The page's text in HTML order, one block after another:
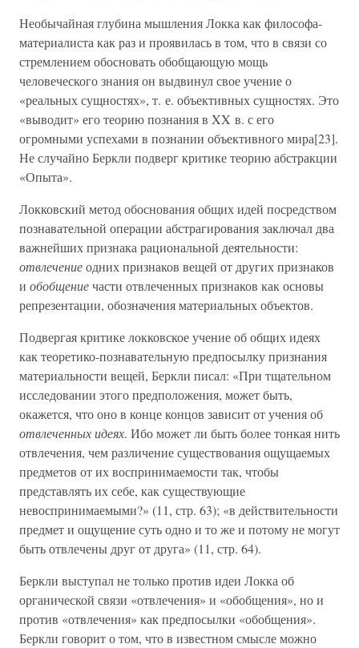
Необычайная глубина мышления Локка как философа-
материалиста как раз и проявилась в том, что в связи со
стремлением обосновать обобщающую мощь
человеческого знания он выдвинул свое учение о
«реальных сущностях», т. е. объективных сущностях. Это
«выводит» его теорию познания в XX в. с его
огромными успехами в познании объективного мира[23].
Не случайно Беркли подверг критике теорию абстракции
«Опыта».
Локковский метод обоснования общих идей посредством
познавательной операции абстрагирования заключал два
важнейших признака рациональной деятельности:
отвлечениеодних признаков вещей от других признаков
и обобщениечасти отвлеченных признаков как основы
репрезентации, обозначения материальных объектов.
Подвергая критике локковское учение об общих идеях
как теоретико-познавательную предпосылку признания
материальности вещей, Беркли писал: «При тщательном
исследовании этого предположения, может быть,
окажется, что оно в конце концов зависит от учения об
отвлеченных идеях. Ибо может ли быть более тонкая нить
отвлечения, чем различение существования ощущаемых
предметов от их воспринимаемости так, чтобы
представлять их себе, как существующие
невоспринимаемыми?» (11, стр. 63); «в действительности
предмет и ощущение суть одно и то же и потому не могут
быть отвлечены друг от друга» (11, стр. 64).
Беркли выступал не только против идеи Локка об
органической связи «отвлечения» и «обобщения», но и
против «отвлечения» как предпосылки «обобщения».
Беркли говорит о том, что в известном смысле можно